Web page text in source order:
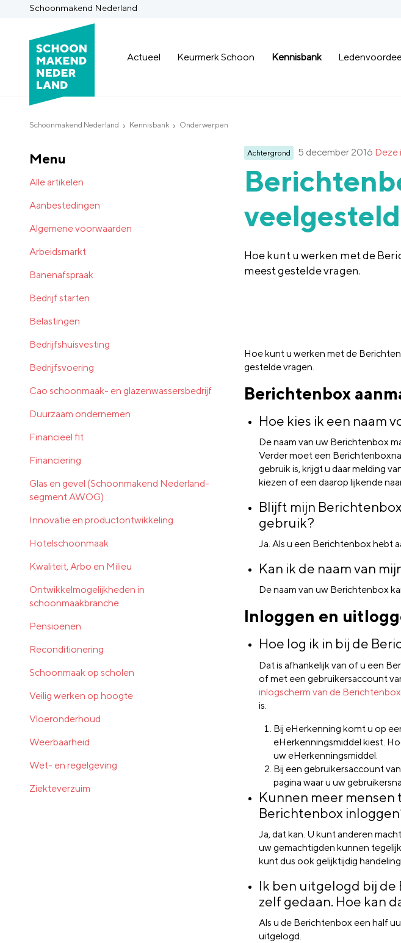
Schoonmakend Nederland
Actueel Keurmerk Schoon Kennisbank
Schoonmakend Nederland Kennisbank Onderwerpen
Achtergrond 5 december 2016 Deze
Hoe kunt u werken met de
meest gestelde vragen.
Hoe kunt u werken met de
gestelde vragen.
Berichtenbox
Hoe kies ik een naam
De naam van uw Berichtenbox
Verder moet een
gebruik is, krijgt u daar melding
kiezen of een daarop lijkende
Blijft mijn
gebruik?
Ja. Als u een Berichtenbox hebt
Kan ik de naam van
De naam van uw Berichtenbox
Inloggen en
Hoe log ik in bij de
Dat is afhankelijk van of u een
of met een gebruikersaccount
inlogscherm van de Berichtenbox
is.
Bij eHerkenning komt u op
eHerkenningsmiddel kiest.
uw eHerkenningsmiddel.
Bij een gebruikersaccount
pagina waar u uw
Kunnen meer
Berichtenbox
Ja, dat kan. U kunt anderen
uw gemachtigden kunnen
kunt dus ook gelijktijdig
Ik ben uitgelogd bij
zelf gedaan. Hoe kan
Als u de Berichtenbox een half
uitgelogd.
Menu
Alle artikelen
Aanbestedingen
Algemene voorwaarden
Arbeidsmarkt
Banenafspraak
Bedrijf starten
Belastingen
Bedrijfshuisvesting
Bedrijfsvoering
Cao schoonmaak- en glazenwassersbedrijf
Duurzaam ondernemen
Financieel fit
Financiering
Glas en gevel (Schoonmakend Nederland-
segment AWOG)
Innovatie en productontwikkeling
Hotelschoonmaak
Kwaliteit, Arbo en Milieu
Ontwikkelmogelijkheden in
schoonmaakbranche
Pensioenen
Reconditionering
Schoonmaak op scholen
Veilig werken op hoogte
Vloeronderhoud
Weerbaarheid
Wet- en regelgeving
Ziekteverzuim